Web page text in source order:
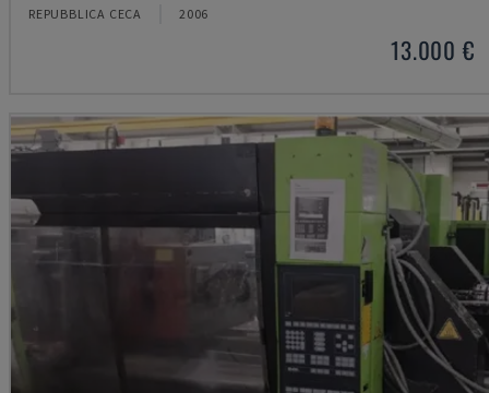
REPUBBLICA CECA 2006
13.000 €